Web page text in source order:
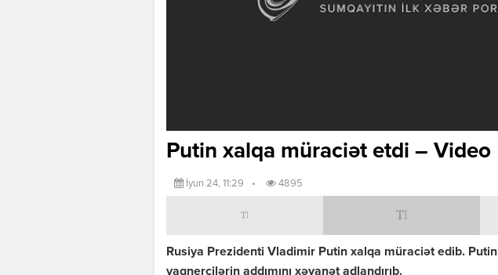
Putin xalqa müraciət etdi – Video
İyun 24, 11:29 • 4895
Rusiya Prezidenti Vladimir Putin xalqa müraciət edib. Putin
vaqnerçilərin addımını xəyanət adlandırıb.